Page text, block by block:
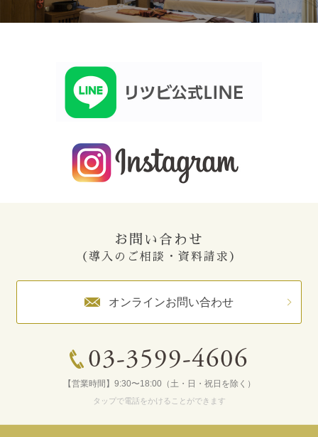
お問い合わせ
（導入のご相談・資料請求）
オンラインお問い合わせ
03-3599-4606
【営業時間】9:30〜18:00（土・日・祝日を除く）
タップで電話をかけることができます